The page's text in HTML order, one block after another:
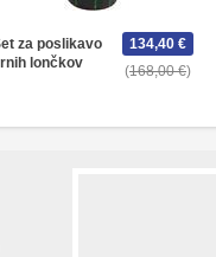
za poslikavo
lončkov
168,00 €
134,40 €